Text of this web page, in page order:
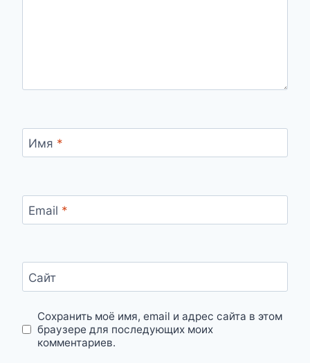
Имя *
Email *
Сайт
Сохранить моё имя, email и адрес сайта в этом
браузере для последующих моих
комментариев.